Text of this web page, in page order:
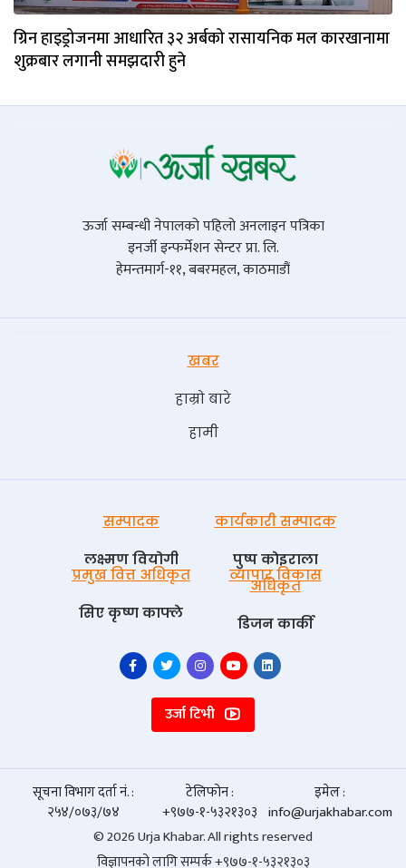
ग्रिन हाइड्रोजनमा आधारित ३२ अर्बको रासायनिक मल कारखानामा
शुक्रबार लगानी समझदारी हुने
ऊर्जा सम्बन्धी नेपालको पहिलो अनलाइन पत्रिका
इनर्जी इन्फर्मेशन सेन्टर प्रा. लि.
हेमन्तमार्ग-११, बबरमहल, काठमाडौं
खबर
हाम्रो बारे
हामी
सम्पादक
लक्ष्मण वियोगी
कार्यकारी सम्पादक
पुष्प काेइराला
प्रमुख वित्त अधिकृत
सिए कृष्ण काफ्ले
व्यापार विकास
अधिकृत
डिजन कार्की
उर्जा टिभी
सूचना विभाग दर्ता नं. :
२५४/०७३/७४
टेलिफोन :
+९७७-१-५३२१३०३
इमेल :
info@urjakhabar.com
© 2026 Urja Khabar. All rights reserved
विज्ञापनको लागि सम्पर्क +९७७-१-५३२१३०३